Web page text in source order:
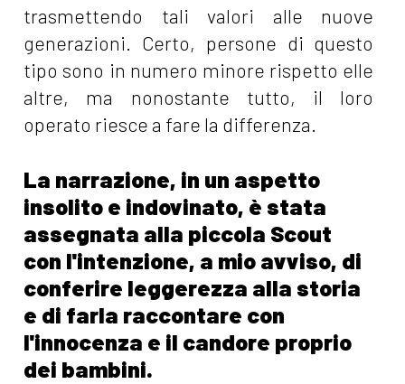
trasmettendo tali valori alle nuove
generazioni. Certo, persone di questo
tipo sono in numero minore rispetto elle
altre, ma nonostante tutto, il loro
operato riesce a fare la differenza.
La narrazione, in un aspetto
insolito e indovinato, è stata
assegnata alla piccola Scout
con l'intenzione, a mio avviso, di
conferire leggerezza alla storia
e di farla raccontare con
l'innocenza e il candore proprio
dei bambini.